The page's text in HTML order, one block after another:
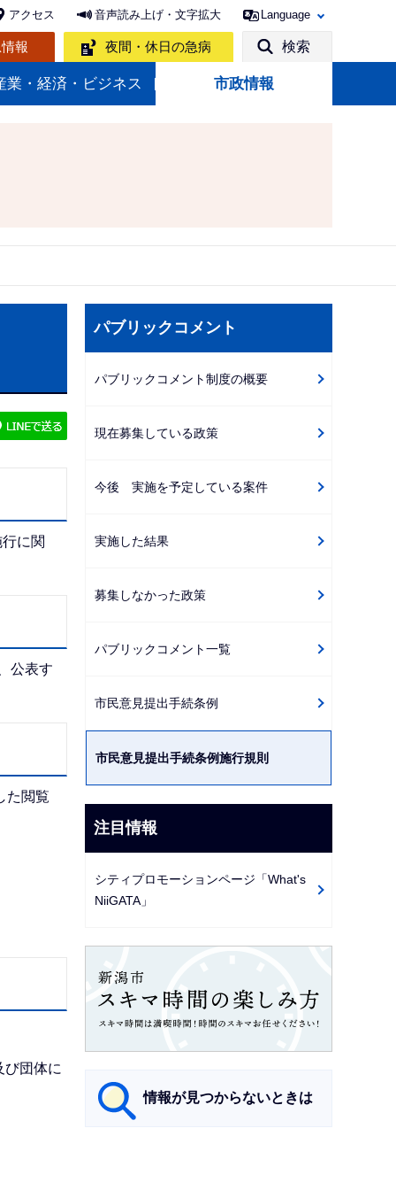
アクセス 音声読み上げ・文字拡大 Language
報 夜間・休日の急病 検索
業・経済・ビジネス 市政情報
に関
公表す
た閲覧
び団体に
ー
ョ
こ
か
パブリックコメント
パブリックコメント制度の概要
現在募集している政策
今後 実施を予定している案件
実施した結果
募集しなかった政策
パブリックコメント一覧
市民意見提出手続条例
市民意見提出手続条例施行規則
注目情報
シティプロモーションページ「What's
NiiGATA」
情報が見つからないときは